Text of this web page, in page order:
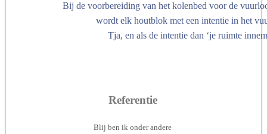
Bij de voorbereiding van het kolenbed voor de
wordt elk houtblok met een intentie in het
Tja, en als de intentie dan ‘je ruimte
Referentie
Blij ben ik onder andere